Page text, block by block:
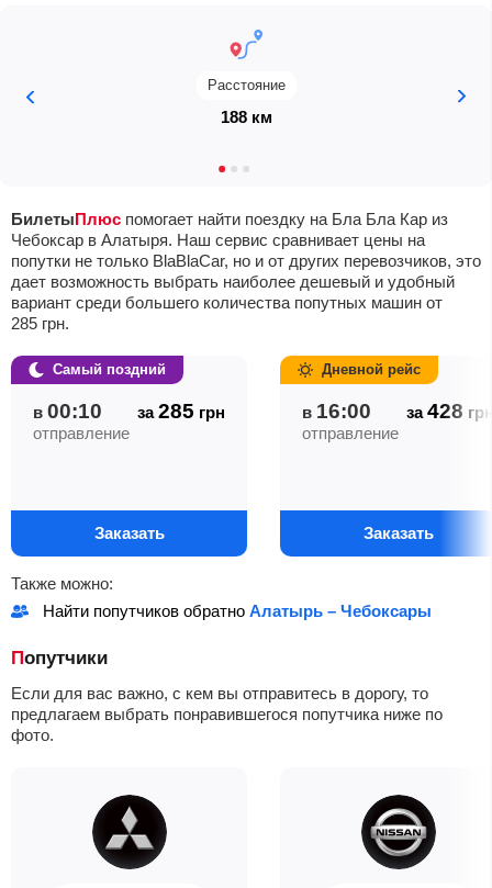
Расстояние
188 км
БилетыПлюс помогает найти поездку на Бла Бла Кар из
Чебоксар в Алатыря. Наш сервис сравнивает цены на
попутки не только BlaBlaCar, но и от других перевозчиков, это
дает возможность выбрать наиболее дешевый и удобный
вариант среди большего количества попутных машин от
285 грн.
в 00:10 за285 грн
отправление
Заказать
Самый поздний
в 16:00 за428
отправление
Заказать
Дневной рейс
Также можно:
Найти попутчиков обратно Алатырь – Чебоксары
Попутчики
Если для вас важно, с кем вы отправитесь в дорогу, то
предлагаем выбрать понравившегося попутчика ниже по
фото.